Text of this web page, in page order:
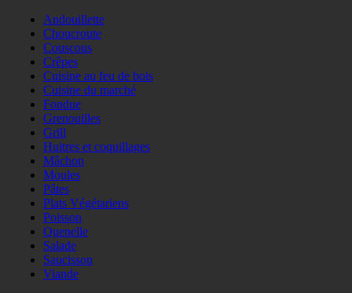
Andouillette
Choucroute
Couscous
Crêpes
Cuisine au feu de bois
Cuisine du marché
Fondue
Grenouilles
Grill
Huitres et coquillages
Mâchon
Moules
Pâtes
Plats Végétariens
Poisson
Quenelle
Salade
Saucisson
Viande